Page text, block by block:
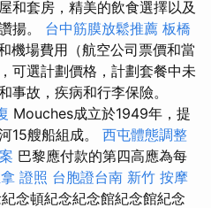
和套房，精美的飲食選擇以及
揚。 台中筋膜放鬆推薦 板橋
機場費用（航空公司票價和當
可選計劃價格，計劃套餐中未
事故，疾病和行李保險。
Mouches成立於1949年，提
15艘船組成。 西屯體態調整
巴黎應付款的第四高應為每
證照 台胞證台南 新竹 按摩
念頓紀念紀念館紀念館紀念